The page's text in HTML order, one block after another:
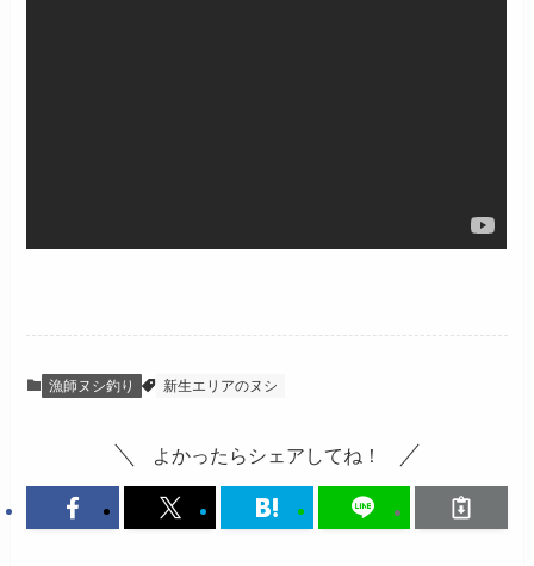
漁師ヌシ釣り 新生エリアのヌシ
よかったらシェアしてね！